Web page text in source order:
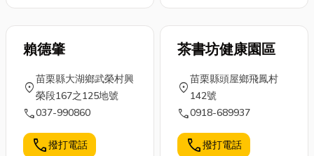
比賽，甚至旅
行聚會，...
天，小編就...
範、永續發展
的...
賴德肇
location_on
苗栗縣大湖鄉武榮村興
榮段167之125地號
call037-990860
call撥打電話
茶書坊健康園區
location_on
苗栗縣頭屋鄉飛鳳村
142號
call0918-689937
call撥打電話